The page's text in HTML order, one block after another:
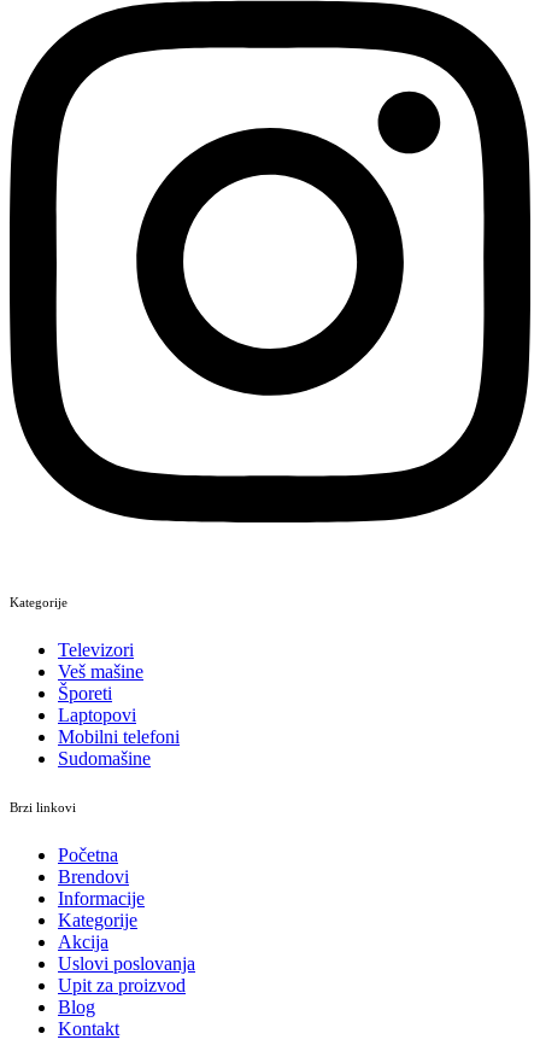
Kategorije
Televizori
Veš mašine
Šporeti
Laptopovi
Mobilni telefoni
Sudomašine
Brzi linkovi
Početna
Brendovi
Informacije
Kategorije
Akcija
Uslovi poslovanja
Upit za proizvod
Blog
Kontakt